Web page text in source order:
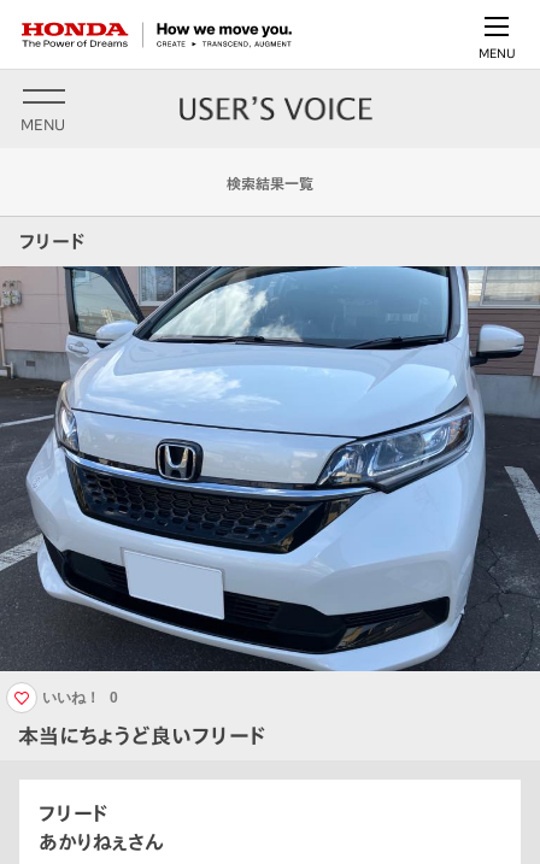
MENU
MENU
検索結果一覧
フリード
本当にちょうど良いフリード
いいね！ 0
フリード
あかりねぇさん